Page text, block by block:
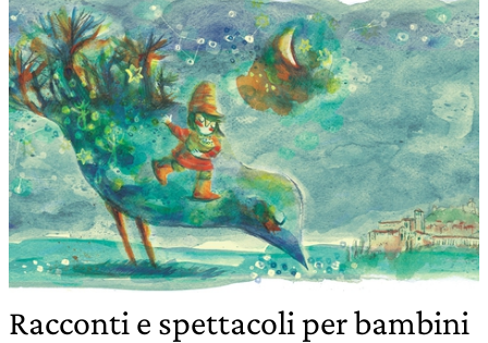
Racconti e spettacoli per bambini